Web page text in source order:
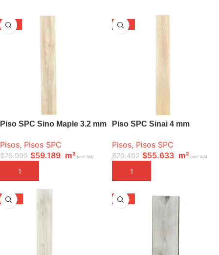
-22%
Piso SPC Sino Maple 3.2 mm
Pisos, Pisos SPC
$75.999 $59.189 m² (incl. IVA)
AÑADIR A LA CESTA
-30%
Piso SPC Sinai 4 mm
Pisos, Pisos SPC
$79.492 $55.633 m² (incl. IVA)
AÑADIR A LA CESTA
-30%
VENDIDO
-30%